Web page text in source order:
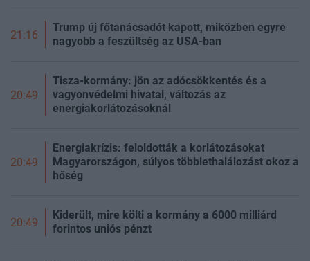
21:16
Trump új főtanácsadót kapott, miközben egyre
nagyobb a feszültség az USA-ban
20:49
Tisza-kormány: jön az adócsökkentés és a
vagyonvédelmi hivatal, változás az
energiakorlátozásoknál
20:49
Energiakrízis: feloldották a korlátozásokat
Magyarországon, súlyos többlethalálozást okoz a
hőség
20:49
Kiderült, mire költi a kormány a 6000 milliárd
forintos uniós pénzt